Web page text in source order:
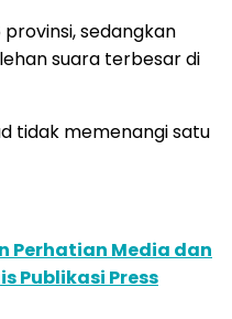
sedangkan
suara terbesar di
tidak memenangi satu
Perhatian Media dan
Publikasi Press